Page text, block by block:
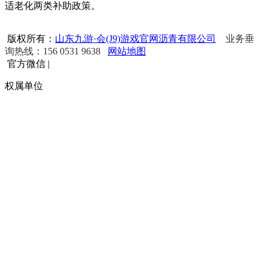
适老化两类补助政策。
版权所有： 山东九游·会(J9)游戏官网沥青有限公司
业务垂
询热线：156 0531 9638
网站地图
官方微信 |
权属单位